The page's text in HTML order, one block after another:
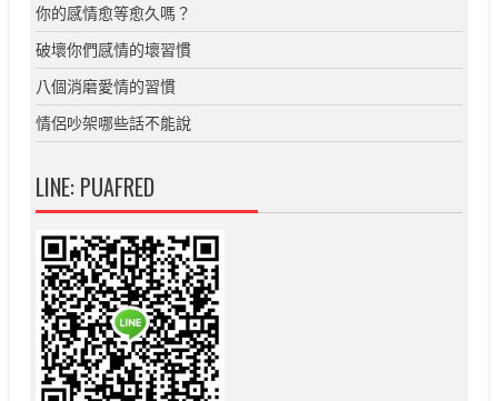
你的感情愈等愈久嗎？
破壞你們感情的壞習慣
八個消磨愛情的習慣
情侶吵架哪些話不能說
LINE: PUAFRED